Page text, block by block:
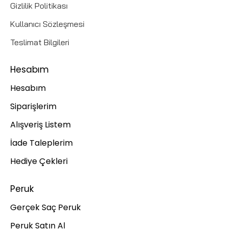
Gizlilik Politikası
Kullanıcı Sözleşmesi
Teslimat Bilgileri
Hesabım
Hesabım
Siparişlerim
Alışveriş Listem
İade Taleplerim
Hediye Çekleri
Peruk
Gerçek Saç Peruk
Peruk Satın Al